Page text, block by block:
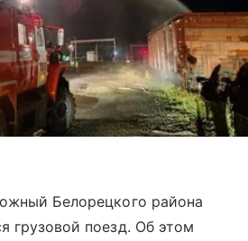
Белорецкого района
грузовой поезд. Об этом